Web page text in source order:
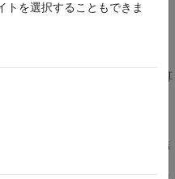
の主平方根を計算
値をもつ、ユニークな平方根
値が 1 つでも含まれる場合、結
トを選択することもできま